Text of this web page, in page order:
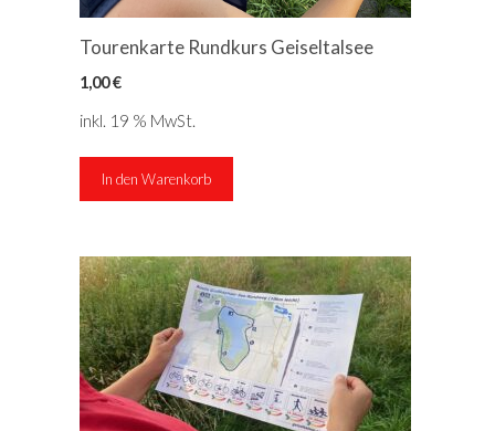
Tourenkarte Rundkurs Geiseltalsee
1,00€
inkl. 19 % MwSt.
In den Warenkorb